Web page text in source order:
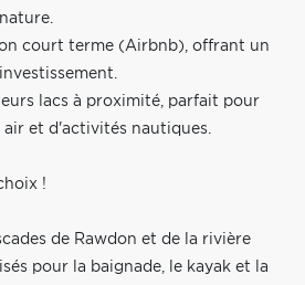
court terme (Airbnb), offrant un
lacs à proximité, parfait pour
air et d'activités nautiques.
!
de Rawdon et de la rivière
pour la baignade, le kayak et la